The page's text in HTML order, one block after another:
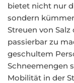
bietet nicht nur
sondern
Streuen von
passierbar zu
geschultem
Schneemengen
Mobilität in der